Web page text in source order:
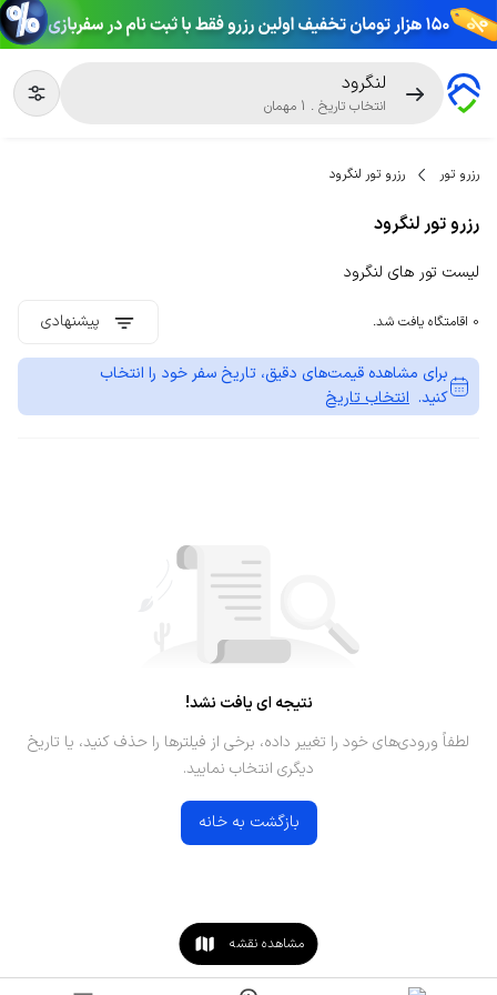
لنگرود
انتخاب تاریخ .
1 مهمان
رزرو تور رزرو تور لنگرود
رزرو تور لنگرود
لیست تور های لنگرود
0 اقامتگاه یافت شد. پیشنهادی
برای مشاهده قیمت‌های دقیق، تاریخ سفر خود را انتخاب
کنید. انتخاب تاریخ
نتیجه ای یافت نشد!
لطفاً ورودی‌های خود را تغییر داده، برخی از فیلترها را حذف کنید، یا تاریخ
دیگری انتخاب نمایید.
بازگشت به خانه
مشاهده نقشه